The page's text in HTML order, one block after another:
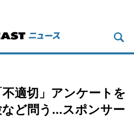
適切」アンケートを
ど問う...スポンサー